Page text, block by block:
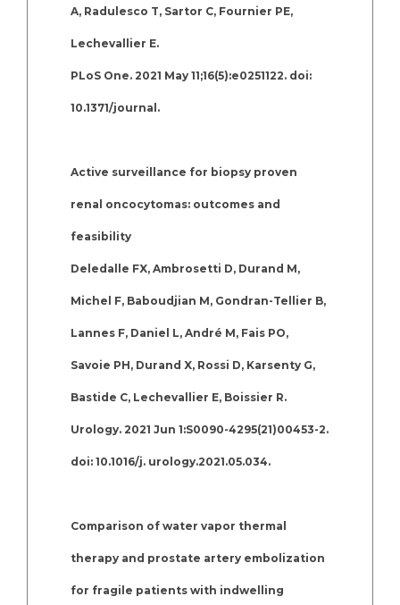
A, Radulesco T, Sartor C, Fournier PE,
Lechevallier E.
PLoS One. 2021 May 11;16(5):e0251122. doi:
10.1371/journal.
Active surveillance for biopsy proven
renal oncocytomas: outcomes and
feasibility
Deledalle FX, Ambrosetti D, Durand M,
Michel F, Baboudjian M, Gondran-Tellier B,
Lannes F, Daniel L, André M, Fais PO,
Savoie PH, Durand X, Rossi D, Karsenty G,
Bastide C, Lechevallier E, Boissier R.
Urology. 2021 Jun 1:S0090-4295(21)00453-2.
doi: 10.1016/j. urology.2021.05.034.
Comparison of water vapor thermal
therapy and prostate artery embolization
for fragile patients with indwelling